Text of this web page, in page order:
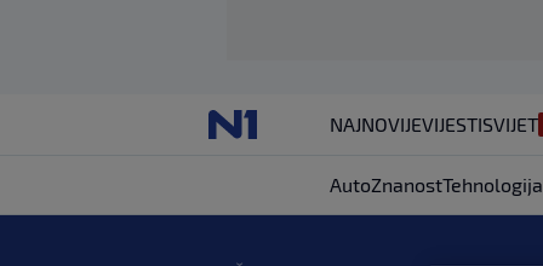
NAJNOVIJEVIJESTISVIJET
AutoZnanostTehnologija